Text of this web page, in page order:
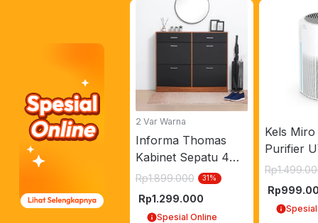
2 Var Warna
Informa Thomas
Kabinet Sepatu 4
Tingkat Dengan 2
Walnut
Rp1.899.000 31%
Rp1.299.000
Spesial Online
Kels
Purifier
CADR
Rp
Rp